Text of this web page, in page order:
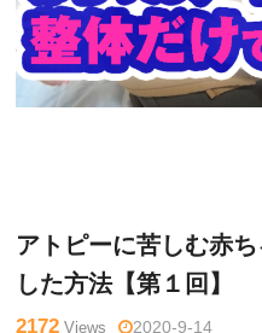
アトピーに苦しむ赤
した方法【第１回】
2172 Views 2020-9-14